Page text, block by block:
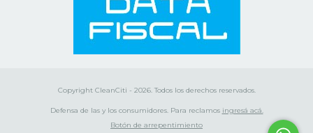
Copyright CleanCiti - 2026. Todos los derechos reservados.
Defensa de las y los consumidores. Para reclamos ingresá acá.
Botón de arrepentimiento